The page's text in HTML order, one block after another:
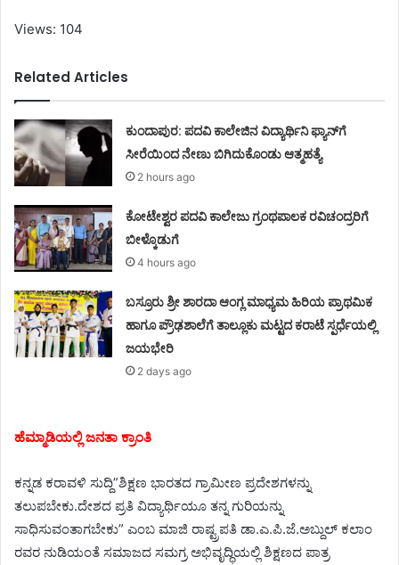
Views: 104
Related Articles
ಕುಂದಾಪುರ: ಪದವಿ ಕಾಲೇಜಿನ ವಿದ್ಯಾರ್ಥಿನಿ ಫ್ಯಾನ್‌ಗೆ
ಸೀರೆಯಿಂದ ನೇಣು ಬಿಗಿದುಕೊಂಡು ಆತ್ಮಹತ್ಯೆ
2 hours ago
ಕೋಟೇಶ್ವರ ಪದವಿ ಕಾಲೇಜು ಗ್ರಂಥಪಾಲಕ ರವಿಚಂದ್ರರಿಗೆ
ಬೀಳ್ಕೊಡುಗೆ
4 hours ago
ಬಸ್ರೂರು ಶ್ರೀ ಶಾರದಾ ಆಂಗ್ಲ ಮಾಧ್ಯಮ ಹಿರಿಯ ಪ್ರಾಥಮಿಕ
ಹಾಗೂ ಪ್ರೌಢಶಾಲೆಗೆ ತಾಲ್ಲೂಕು ಮಟ್ಟದ ಕರಾಟೆ ಸ್ಪರ್ಧೆಯಲ್ಲಿ
ಜಯಭೇರಿ
2 days ago
ಹೆಮ್ಮಾಡಿಯಲ್ಲಿ ಜನತಾ ಕ್ರಾಂತಿ
ಕನ್ನಡ ಕರಾವಳಿ ಸುದ್ದಿ”ಶಿಕ್ಷಣ ಭಾರತದ ಗ್ರಾಮೀಣ ಪ್ರದೇಶಗಳನ್ನು
ತಲುಪಬೇಕು.ದೇಶದ ಪ್ರತಿ ವಿದ್ಯಾರ್ಥಿಯೂ ತನ್ನ ಗುರಿಯನ್ನು
ಸಾಧಿಸುವಂತಾಗಬೇಕು” ಎಂಬ ಮಾಜಿ ರಾಷ್ಟ್ರಪತಿ ಡಾ.ಎ.ಪಿ.ಜೆ.ಅಬ್ದುಲ್ ಕಲಾಂ
ರವರ ನುಡಿಯಂತೆ ಸಮಾಜದ ಸಮಗ್ರ ಅಭಿವೃದ್ಧಿಯಲ್ಲಿ ಶಿಕ್ಷಣದ ಪಾತ್ರ